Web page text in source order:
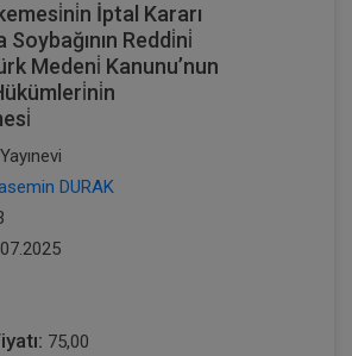
İptal Kararı
Reddi̇ni̇
Medeni̇ Kanunu’nun
DURAK
75,00